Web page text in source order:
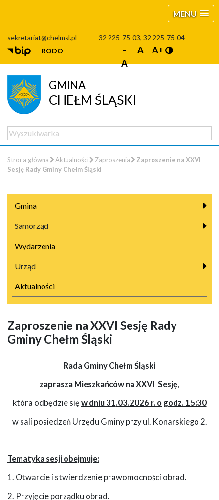
MENU
sekretariat@chelmsl.pl
32 225-75-03, 32 225-75-04
RODO
-
A
A A+
GMINA
CHEŁM ŚLĄSKI
Strona główna Aktualności Zaproszenia
Zaproszenie na XXVI
Sesję Rady Gminy Chełm Śląski
Gmina
Samorząd
Wydarzenia
Urząd
Aktualności
Zaproszenie na XXVI Sesję Rady
Gminy Chełm Śląski
Rada Gminy Chełm Śląski
zaprasza Mieszkańców na XXVI Sesję,
która odbędzie się w dniu 31.03.2026 r. o godz. 15:30
w sali posiedzeń Urzędu Gminy przy ul. Konarskiego 2.
Tematyka sesji obejmuje:
1. Otwarcie i stwierdzenie prawomocności obrad.
2. Przyjęcie porządku obrad.